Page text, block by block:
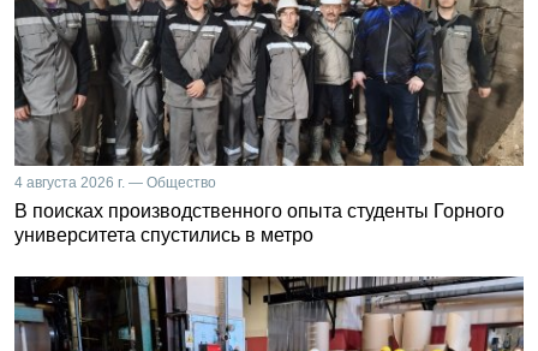
4 августа 2026 г. — Общество
В поисках производственного опыта студенты Горного
университета спустились в метро